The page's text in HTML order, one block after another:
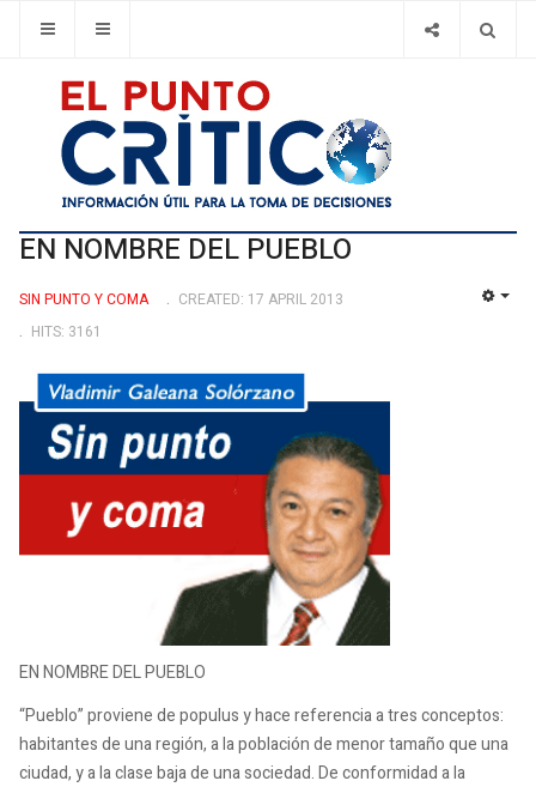
EN NOMBRE DEL PUEBLO
SIN PUNTO Y COMA
CREATED: 17 APRIL 2013
HITS: 3161
EN NOMBRE DEL PUEBLO
“Pueblo” proviene de populus y hace referencia a tres conceptos:
habitantes de una región, a la población de menor tamaño que una
ciudad, y a la clase baja de una sociedad. De conformidad a la